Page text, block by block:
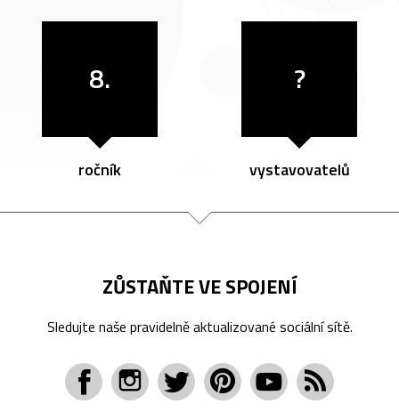
8.
ročník
?
vystavovatelů
ZŮSTAŇTE VE SPOJENÍ
Sledujte naše pravidelně aktualizované sociální sítě.